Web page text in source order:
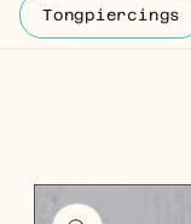
Tongpiercings
direct naar